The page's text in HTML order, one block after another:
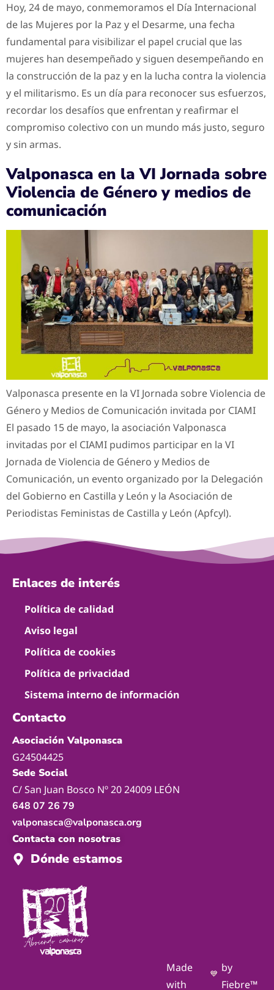
Hoy, 24 de mayo, conmemoramos el Día Internacional
de las Mujeres por la Paz y el Desarme, una fecha
fundamental para visibilizar el papel crucial que las
mujeres han desempeñado y siguen desempeñando en
la construcción de la paz y en la lucha contra la violencia
y el militarismo. Es un día para reconocer sus esfuerzos,
recordar los desafíos que enfrentan y reafirmar el
compromiso colectivo con un mundo más justo, seguro
y sin armas.
Valponasca en la VI Jornada sobre
Violencia de Género y medios de
comunicación
Valponasca presente en la VI Jornada sobre Violencia de
Género y Medios de Comunicación invitada por CIAMI
El pasado 15 de mayo, la asociación Valponasca
invitadas por el CIAMI pudimos participar en la VI
Jornada de Violencia de Género y Medios de
Comunicación, un evento organizado por la Delegación
del Gobierno en Castilla y León y la Asociación de
Periodistas Feministas de Castilla y León (Apfcyl).
Enlaces de interés
Política de calidad
Aviso legal
Política de cookies
Política de privacidad
Sistema interno de información
Contacto
Asociación Valponasca
G24504425
Sede Social
C/ San Juan Bosco Nº 20 24009 LEÓN
648 07 26 79
valponasca@valponasca.org
Contacta con nosotras
Dónde estamos
Made
with
💙 by
Fiebre™